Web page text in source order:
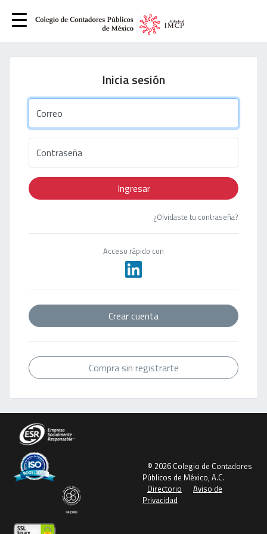
Inicia sesión
Correo
Contraseña
Ingresar
¿Olvidaste tu contraseña?
Acceso rápido con
Crear cuenta
Compra sin registrarte
© 2026 Colegio de Contadores
Públicos de México, A.C.
Directorio
Aviso de
Privacidad